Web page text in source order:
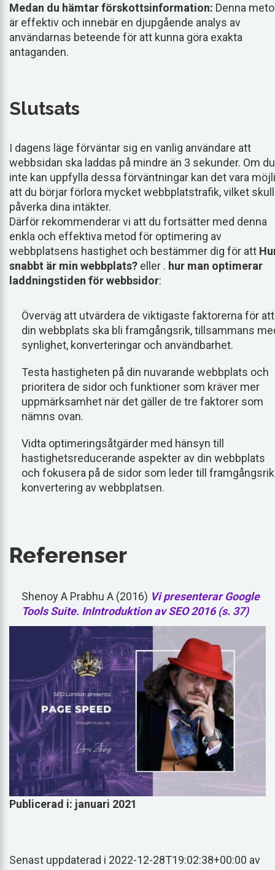
Medan du hämtar förskottsinformation: Denna
är effektiv och innebär en djupgående analys av
användarnas beteende för att kunna göra exakta
antaganden.
Slutsats
I dagens läge förväntar sig en vanlig användare att
webbsidan ska laddas på mindre än 3 sekunder. Om du
inte kan uppfylla dessa förväntningar kan det vara
att du börjar förlora mycket webbplatstrafik, vilket
påverka dina intäkter.
Därför rekommenderar vi att du fortsätter med denna
enkla och effektiva metod för optimering av
webbplatsens hastighet och bestämmer dig för att
snabbt är min webbplats? eller . hur man optimerar
laddningstiden för webbsidor:
Överväg att utvärdera de viktigaste faktorerna för att
din webbplats ska bli framgångsrik, tillsammans
synlighet, konverteringar och användbarhet.
Testa hastigheten på din nuvarande webbplats och
prioritera de sidor och funktioner som kräver mer
uppmärksamhet när det gäller de tre faktorer som
nämns ovan.
Vidta optimeringsåtgärder med hänsyn till
hastighetsreducerande aspekter av din webbplats
och fokusera på de sidor som leder till framgångsrik
konvertering av webbplatsen.
Referenser
Shenoy A Prabhu A (2016) Vi presenterar Google
Tools Suite. InIntroduktion av SEO 2016 (s. 37)
Publicerad i: januari 2021
Senast uppdaterad i 2022-12-28T19:02:38+00:00 av